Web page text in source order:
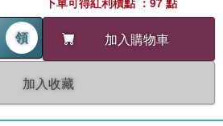
領 加入購物車
加入收藏